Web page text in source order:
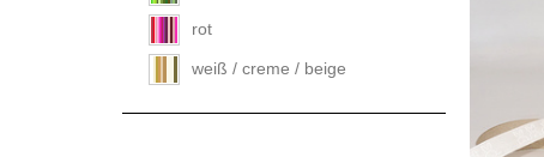
rot
weiß / creme / beige